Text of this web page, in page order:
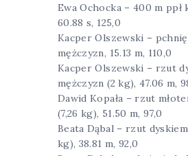
Ewa Ochocka – 400 m ppł
60.88 s, 125,0
Kacper Olszewski –
mężczyzn, 15.13 m, 110,0
Kacper Olszewski – rzut
mężczyzn (2 kg), 47.06 m,
Dawid Kopała – rzut
(7,26 kg), 51.50 m, 97,0
Beata Dąbal – rzut
kg), 38.81 m, 92,0